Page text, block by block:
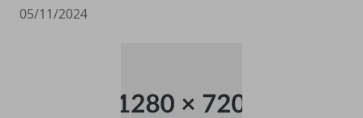
05/11/2024